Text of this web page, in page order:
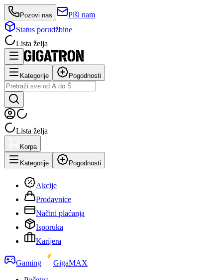
Pozovi nas
Piši nam
Status porudžbine
Lista želja
Kategorije Pogodnosti
Lista želja
Korpa
Kategorije Pogodnosti
Akcije
Prodavnice
Načini plaćanja
Isporuka
Karijera
Gaming
GigaMAX